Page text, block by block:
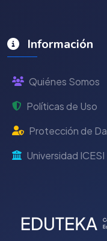
Información
Quiénes Somos
Políticas de Uso
Protección de
Universidad ICESI